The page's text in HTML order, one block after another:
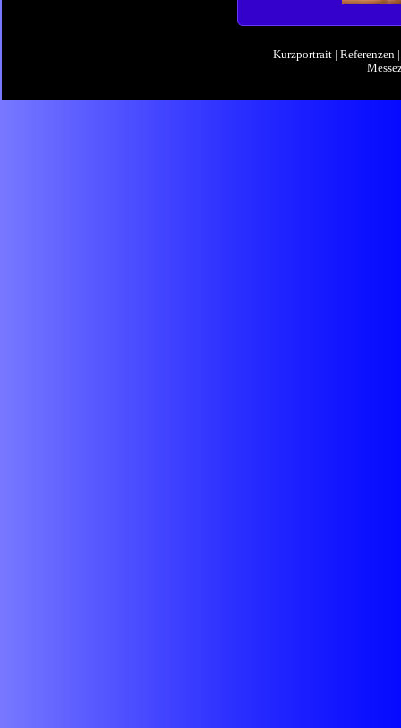
Kurzportrait| Referenzen